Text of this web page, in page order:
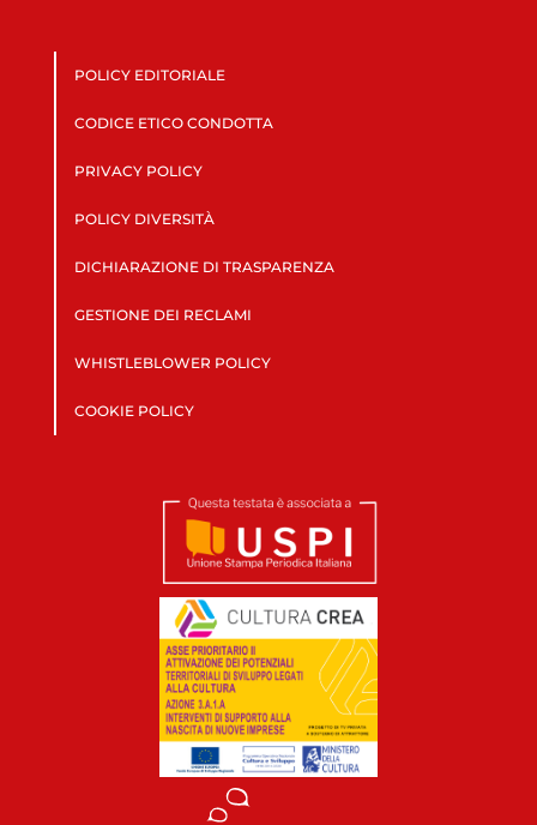
POLICY EDITORIALE
CODICE ETICO CONDOTTA
PRIVACY POLICY
POLICY DIVERSITÀ
DICHIARAZIONE DI TRASPARENZA
GESTIONE DEI RECLAMI
WHISTLEBLOWER POLICY
COOKIE POLICY